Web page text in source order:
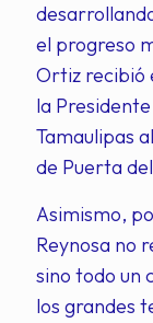
el progreso
Ortiz recibió
la
Tamaulipas
de Puerta
Asimismo,
Reynosa no
sino todo un
los grandes